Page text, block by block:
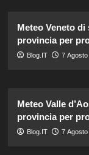
Meteo Veneto
provincia per
Blog.IT 7
Meteo Valle
provincia per
Blog.IT 7